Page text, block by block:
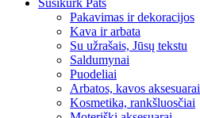
Susikurk Pats
Pakavimas ir dekoracijos
Kava ir arbata
Su užrašais, Jūsų tekstu
Saldumynai
Puodeliai
Arbatos, kavos aksesuarai
Kosmetika, rankšluosčiai